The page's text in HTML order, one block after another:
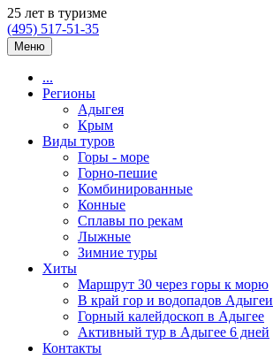
25 лет в туризме
(495) 517-51-35
Меню
...
Регионы
Адыгея
Крым
Виды туров
Горы - море
Горно-пешие
Комбинированные
Конные
Сплавы по рекам
Лыжные
Зимние туры
Хиты
Маршрут 30 через горы к морю
В край гор и водопадов Адыгеи
Горный калейдоскоп в Адыгее
Активный тур в Адыгее 6 дней
Контакты